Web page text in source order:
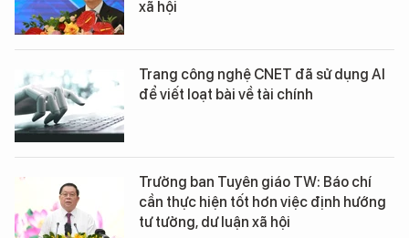
xã hội
Trang công nghệ CNET đã sử dụng AI
để viết loạt bài về tài chính
Trưởng ban Tuyên giáo TW: Báo chí
cần thực hiện tốt hơn việc định hướng
tư tưởng, dư luận xã hội